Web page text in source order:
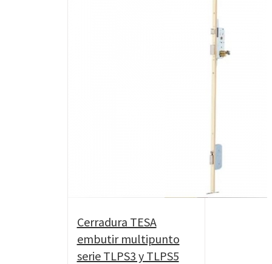
Cerradura TESA
embutir multipunto
serie TLPS3 y TLPS5